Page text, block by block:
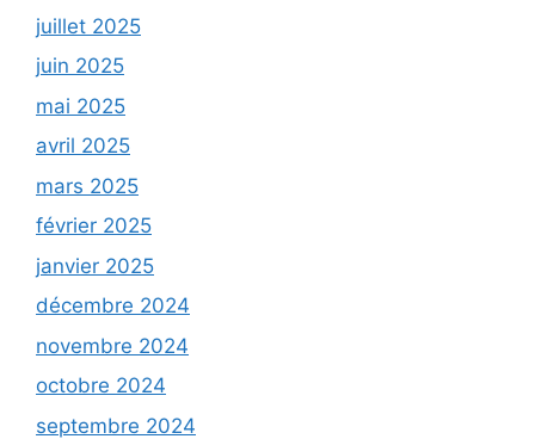
juillet 2025
juin 2025
mai 2025
avril 2025
mars 2025
février 2025
janvier 2025
décembre 2024
novembre 2024
octobre 2024
septembre 2024